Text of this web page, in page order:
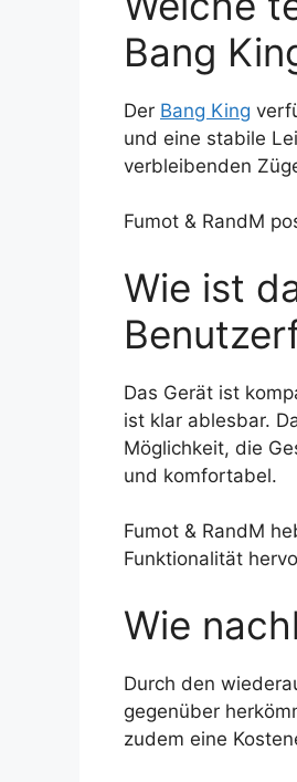
Bang
Der Bang King
und eine stabile
verbleibenden
Fumot & RandM
Wie ist
Das Gerät ist
ist klar ablesbar.
Möglichkeit, die
und komfortabel.
Fumot & RandM
Funktionalität
Wie
Durch den
gegenüber
zudem eine